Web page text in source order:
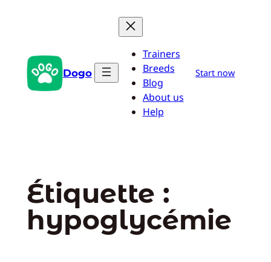
Dogo
Trainers
Breeds
Blog
About us
Help
Start now
Étiquette :
hypoglycémie